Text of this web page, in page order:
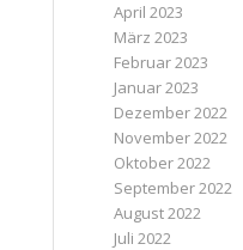
April 2023
März 2023
Februar 2023
Januar 2023
Dezember 2022
November 2022
Oktober 2022
September 2022
August 2022
Juli 2022